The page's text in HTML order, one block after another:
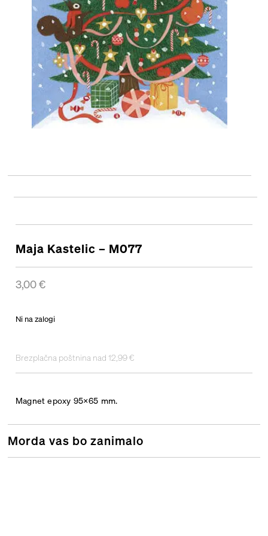
Maja Kastelic – M077
3,00€
Ni na zalogi
Brezplačna poštnina nad 12,99 €
Magnet epoxy 95×65 mm.
Morda vas bo zanimalo